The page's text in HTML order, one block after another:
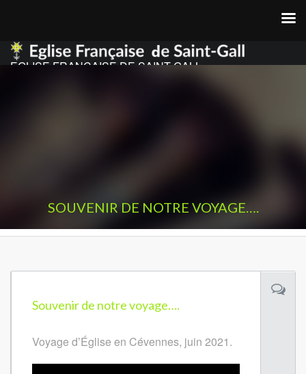
EGLISE FRANCAISE DE SAINT GALL
SOUVENIR DE NOTRE VOYAGE….
Souvenir de notre voyage….
Voyage d’Église en Cévennes, juin 2021.